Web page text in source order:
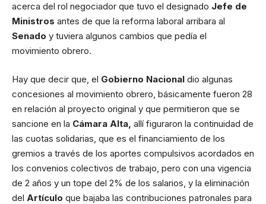
acerca del rol negociador que tuvo el designado Jefe de
Ministros antes de que la reforma laboral arribara al
Senado y tuviera algunos cambios que pedía el
movimiento obrero.
Hay que decir que, el Gobierno Nacional dio algunas
concesiones al movimiento obrero, básicamente fueron 28
en relación al proyecto original y que permitieron que se
sancione en la Cámara Alta, allí figuraron la continuidad de
las cuotas solidarias, que es el financiamiento de los
gremios a través de los aportes compulsivos acordados en
los convenios colectivos de trabajo, pero con una vigencia
de 2 años y un tope del 2% de los salarios, y la eliminación
del Artículo que bajaba las contribuciones patronales para